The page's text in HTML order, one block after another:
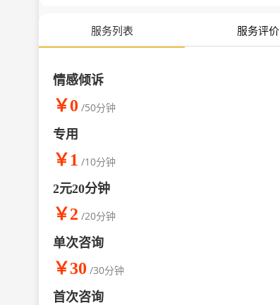
服务列表 服务评价
情感倾诉
￥0 /50分钟
专用
￥1 /10分钟
2元20分钟
￥2 /20分钟
单次咨询
￥30 /30分钟
首次咨询